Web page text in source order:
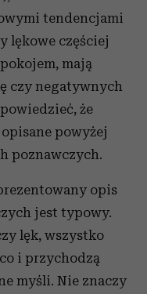
tendencjami
lękowe częściej
mają
czy negatywnych
że
powyżej
poznawczych.
opis
jest typowy.
lęk, wszystko
i przychodzą
myśli. Nie znaczy